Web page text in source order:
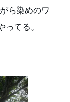
ら染めのワ
てる。